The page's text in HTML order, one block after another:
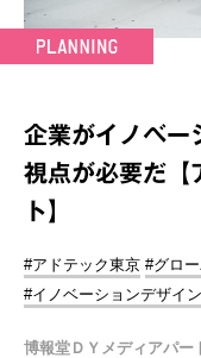
企業がイノベー
視点が必要だ
ト】
#アドテック東京 #グロ
#イノベーションデザイン
博報堂ＤＹメディアパー